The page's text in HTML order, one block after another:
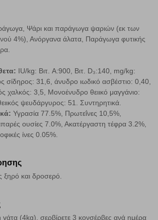
Ψάρι και παράγωγα ψαριών (εκ των
4%), Ανόργανα άλατα, Παράγωγα φυτικής
IU/kg: Βιτ. A:900, Βιτ. D₃:140, mg/kg:
σίδηρος: 31,6, άνυδρο ιωδικό ασβέστιο: 0,40,
χαλκός: 3,5, Μονοένυδρο θειικό μαγγάνιο:
ψευδάργυρος: 51. Συντηρητικά.
Υγρασία 77.5%, Πρωτεΐνες 10,5%,
ουσίες 7.0%, Ακατέργαστη τέφρα 3.2%,
ίνες 0.05%.
ξηρό και δροσερό.
γάτα (4kg), σερβίρετε 3 κονσέρβες ανά ημέρα
σχετικά. Ωστόσο θα πρέπει να
την εμπειρία της περιήγησής σας ή/και της
μας.Δείτε περισσότερα
cookies
Απόρριψη όλων